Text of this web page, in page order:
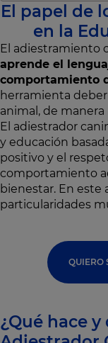
El papel de
en la
El adiestramiento
aprende el
comportamiento
herramienta
animal, de
El adiestrador
y educación
positivo y el
comportamiento
bienestar. En
particularidades
QUIERO
¿Qué hace